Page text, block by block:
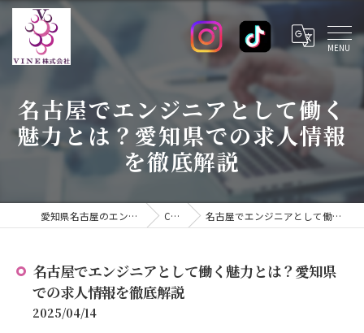
名古屋でエンジニアとして働く
魅力とは？愛知県での求人情報
を徹底解説
愛知県名古屋のエンジニアの求人ならVINE株式会社 COLUMN 名古屋でエンジニアとして働く魅力とは？愛知県での求人情報を徹底解説
名古屋でエンジニアとして働く魅力とは？愛知県
での求人情報を徹底解説
2025/04/14